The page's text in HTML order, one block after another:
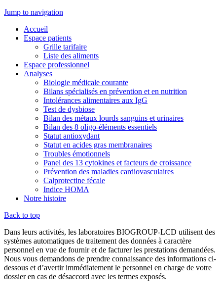
Jump to navigation
Accueil
Espace patients
Grille tarifaire
Liste des aliments
Espace professionnel
Analyses
Biologie médicale courante
Bilans spécialisés en prévention et en nutrition
Intolérances alimentaires aux IgG
Test de dysbiose
Bilan des métaux lourds sanguins et urinaires
Bilan des 8 oligo-éléments essentiels
Statut antioxydant
Statut en acides gras membranaires
Troubles émotionnels
Panel des 13 cytokines et facteurs de croissance
Prévention des maladies cardiovasculaires
Calprotectine fécale
Indice HOMA
Notre histoire
Back to top
Dans leurs activités, les laboratoires BIOGROUP-LCD utilisent des
systèmes automatiques de traitement des données à caractère
personnel en vue de fournir et de facturer les prestations demandées.
Nous vous demandons de prendre connaissance des informations ci-
dessous et d’avertir immédiatement le personnel en charge de votre
dossier en cas de désaccord avec les termes exposés.